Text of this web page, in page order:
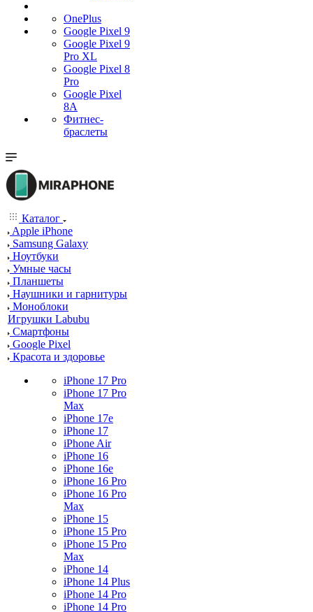
OnePlus
Google Pixel 9
Google Pixel 9
Pro XL
Google Pixel 8
Pro
Google Pixel
8A
Фитнес-
браслеты
Каталог
Apple iPhone
Samsung Galaxy
Ноутбуки
Умные часы
Планшеты
Наушники и гарнитуры
Моноблоки
Игрушки Labubu
Смартфоны
Google Pixel
Красота и здоровье
iPhone 17 Pro
iPhone 17 Pro
Max
iPhone 17e
iPhone 17
iPhone Air
iPhone 16
iPhone 16e
iPhone 16 Pro
iPhone 16 Pro
Max
iPhone 15
iPhone 15 Pro
iPhone 15 Pro
Max
iPhone 14
iPhone 14 Plus
iPhone 14 Pro
iPhone 14 Pro